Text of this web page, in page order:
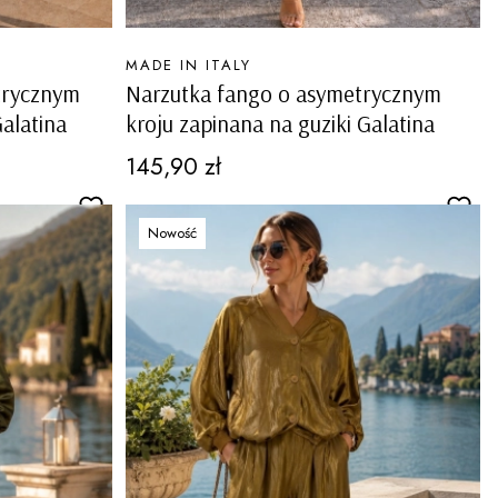
Narzutka fango o asymetrycznym
kroju zapinana na guziki Galatina
PRODUCENT
MADE IN ITALY
Cena
145,90 zł
Nowość